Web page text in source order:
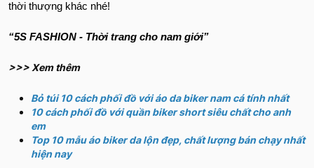
thời thượng khác nhé!
“5S FASHION - Thời trang cho nam giới”
>>> Xem thêm
Bỏ túi 10 cách phối đồ với áo da biker nam cá tính nhất
10 cách phối đồ với quần biker short siêu chất cho anh
em
Top 10 mẫu áo biker da lộn đẹp, chất lượng bán chạy nhất
hiện nay